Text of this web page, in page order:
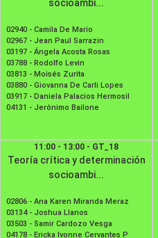
socioambi...
02940 - Camila De Mario
02967 - Jean Paul Sarrazin
03197 - Ángela Acosta Rosas
03788 - Rodolfo Levin
03813 - Moisés Zurita
03880 - Giovanna De Carli Lopes
03917 - Daniela Palacios Hermosil
04131 - Jerónimo Bailone
11:00 - 13:00 - GT_18
Teoría crítica y determinación
socioambi...
02806 - Ana Karen Miranda Meraz
03134 - Joshua Llanos
03503 - Samir Cardozo Vesga
04178 - Ericka Ivonne Cervantes P